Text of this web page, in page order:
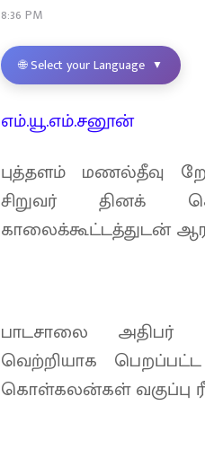
8:36 PM
🌐 Select your Language ▼
எம்.யூ.எம்.சனூன்
புத்தளம் மணல்தீவு
சிறுவர் தினக்
காலைக்கூட்டத்துடன்
பாடசாலை அதிபர்
வெற்றியாக
கொள்கலன்கள் வகுப்பு